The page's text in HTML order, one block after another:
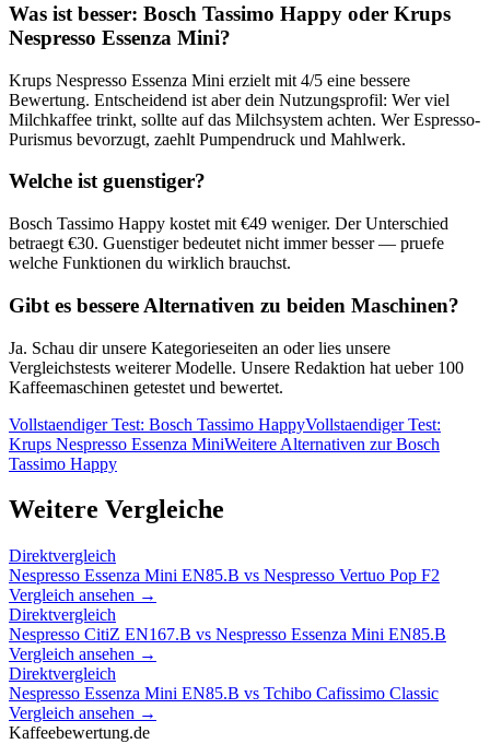
Was ist besser: Bosch Tassimo Happy oder Krups
Nespresso Essenza Mini?
Krups Nespresso Essenza Mini erzielt mit 4/5 eine bessere
Bewertung. Entscheidend ist aber dein Nutzungsprofil: Wer viel
Milchkaffee trinkt, sollte auf das Milchsystem achten. Wer Espresso-
Purismus bevorzugt, zaehlt Pumpendruck und Mahlwerk.
Welche ist guenstiger?
Bosch Tassimo Happy kostet mit €49 weniger. Der Unterschied
betraegt €30. Guenstiger bedeutet nicht immer besser — pruefe
welche Funktionen du wirklich brauchst.
Gibt es bessere Alternativen zu beiden Maschinen?
Ja. Schau dir unsere Kategorieseiten an oder lies unsere
Vergleichstests weiterer Modelle. Unsere Redaktion hat ueber 100
Kaffeemaschinen getestet und bewertet.
Vollstaendiger Test: Bosch Tassimo HappyVollstaendiger Test:
Krups Nespresso Essenza MiniWeitere Alternativen zurBosch
Tassimo Happy
Weitere Vergleiche
Direktvergleich
Nespresso Essenza Mini EN85.B vs Nespresso Vertuo Pop F2
Vergleich ansehen →
Direktvergleich
Nespresso CitiZ EN167.B vs Nespresso Essenza Mini EN85.B
Vergleich ansehen →
Direktvergleich
Nespresso Essenza Mini EN85.B vs Tchibo Cafissimo Classic
Vergleich ansehen →
Kaffeebewertung.de